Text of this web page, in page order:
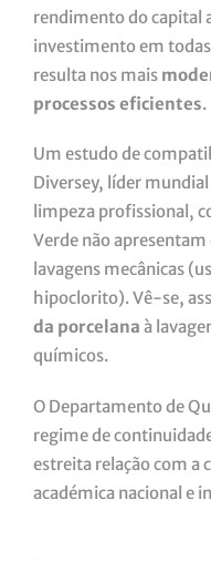
rendimento do capital
investimento em
resulta nos mais
processos eficientes.
Um estudo de
Diversey, líder
limpeza profissional,
Verde não
lavagens mecânicas
hipoclorito). Vê-se,
da porcelana à
químicos.
O Departamento de
regime de
estreita relação com a
académica nacional e